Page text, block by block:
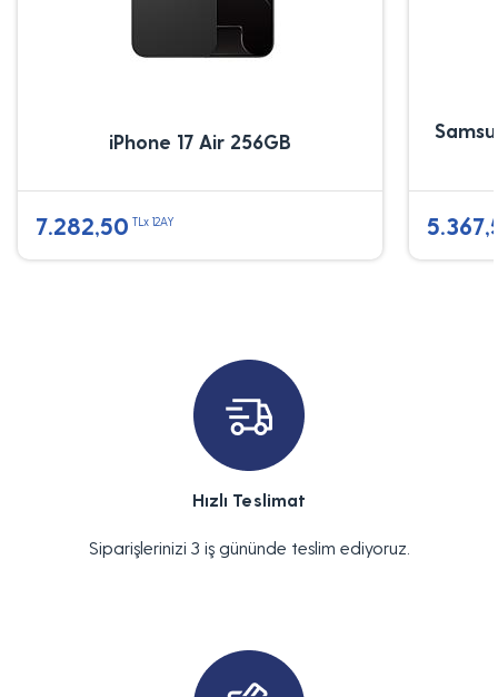
iPhone 17 Air 256GB
7.282,50 TLx 12AY
Hızlı Teslimat
Siparişlerinizi 3 iş gününde teslim ediyoruz.